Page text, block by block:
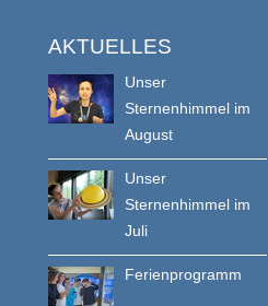
AKTUELLES
Unser
Sternenhimmel im
August
Unser
Sternenhimmel im
Juli
Ferienprogramm